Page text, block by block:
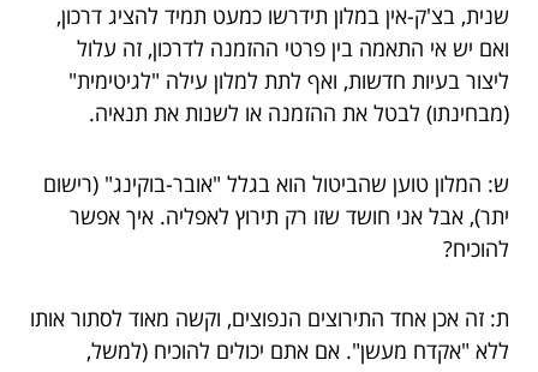
שנית, בצ'ק-אין במלון תידרשו כמעט תמיד להציג דרכון,
ואם יש אי התאמה בין פרטי ההזמנה לדרכון, זה עלול
ליצור בעיות חדשות, ואף לתת למלון עילה "לגיטימית"
(מבחינתו) לבטל את ההזמנה או לשנות את תנאיה.
ש: המלון טוען שהביטול הוא בגלל "אובר-בוקינג" (רישום
יתר), אבל אני חושד שזו רק תירוץ לאפליה. איך אפשר
להוכיח?
ת: זה אכן אחד התירוצים הנפוצים, וקשה מאוד לסתור אותו
ללא "אקדח מעשן". אם אתם יכולים להוכיח (למשל,